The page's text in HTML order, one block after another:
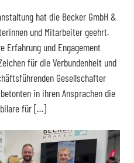
hat die Becker GmbH &
und Mitarbeiter geehrt.
Erfahrung und Engagement
für die Verbundenheit und
Gesellschafter
in ihren Ansprachen die
für […]